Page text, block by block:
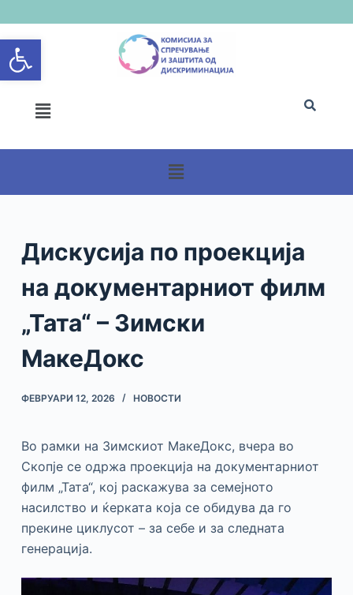
Open toolbark
i
p
Дискусија по проекција
на документарниот филм
„Тата“ – Зимски
МакеДокс
ФЕВРУАРИ 12, 2026 НОВОСТИ
Во рамки на Зимскиот МакеДокс, вчера во
Скопје се одржа проекција на документарниот
филм „Тата“, кој раскажува за семејното
насилство и ќерката која се обидува да го
прекине циклусот – за себе и за следната
генерација.